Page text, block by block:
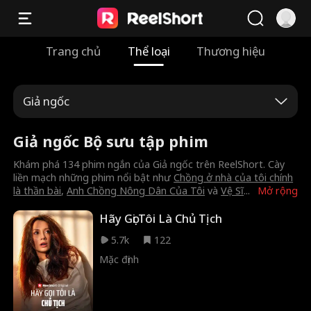
Trang chủ Thể loại Thương hiệu
Giả ngốc
Giả ngốc Bộ sưu tập phim
Mở rộng
Khám phá 134 phim ngắn của Giả ngốc trên ReelShort. Cày
liền mạch những phim nổi bật nhưChồng ở nhà của tôi chính
là thần bài,Anh Chồng Nông Dân Của Tôi vàVệ Sĩ...
Hãy Gọi Tôi Là Chủ Tịch
5.7k
122
Mặc định